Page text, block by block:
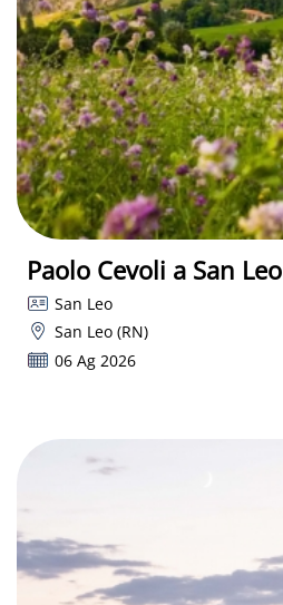
Paolo Cevoli a San Leo
San Leo
San Leo (RN)
06 Ag 2026